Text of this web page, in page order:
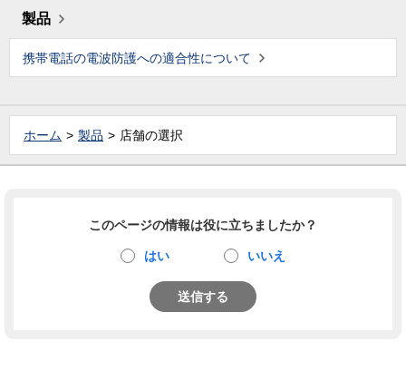
製品
携帯電話の電波防護への適合性について
ホーム 製品 店舗の選択
このページの情報は役に立ちましたか？
はい いいえ
送信する